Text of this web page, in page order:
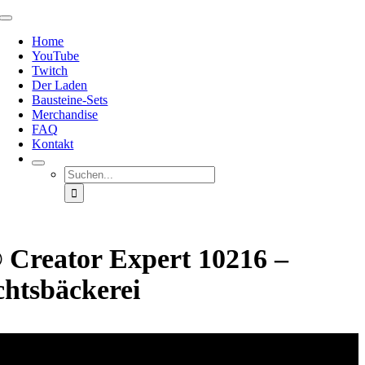
Zum
springen
Toggle
NavigationHome
YouTube
Twitch
Der Laden
Bausteine-Sets
Merchandise
FAQ
Kontakt
Suche
nach:
Expert 10216 –